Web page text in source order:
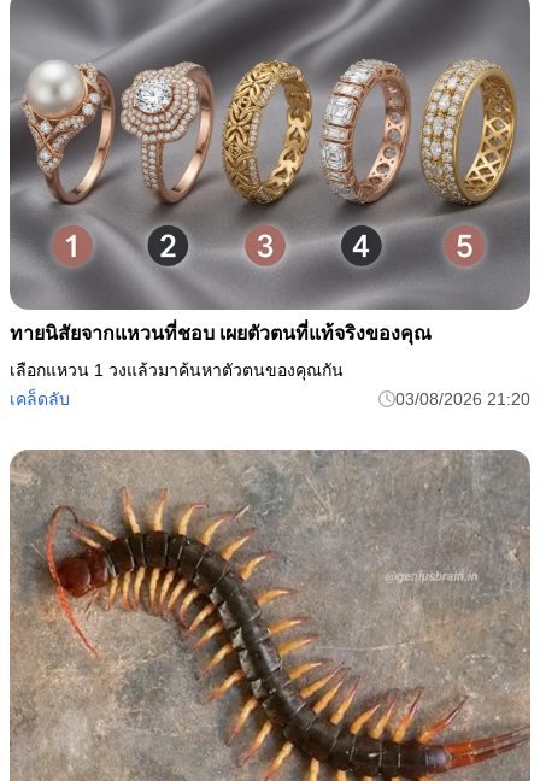
ทายนิสัยจากแหวนที่ชอบ เผยตัวตนที่แท้จริงของคุณ
เลือกแหวน 1 วงแล้วมาค้นหาตัวตนของคุณกัน
เคล็ดลับ
03/08/2026 21:20